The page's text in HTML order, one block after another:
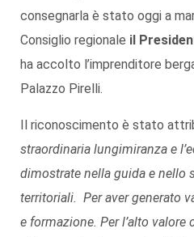
consegnarla è stato oggi a
Consiglio regionale il
ha accolto l’imprenditore
Palazzo Pirelli.
Il riconoscimento è stato
straordinaria lungimiranza e
dimostrate nella guida e nello
territoriali. Per aver generato
e formazione. Per l’alto